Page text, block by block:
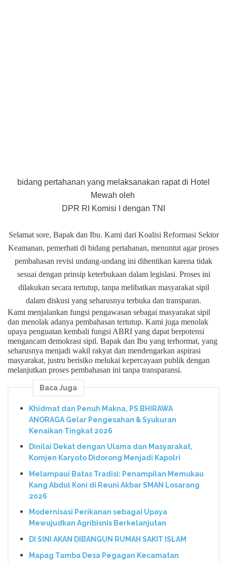
bidang pertahanan yang melaksanakan rapat di Hotel
Mewah oleh
DPR RI Komisi I dengan TNI
Selamat sore, Bapak dan Ibu. Kami dari Koalisi Reformasi Sektor
Keamanan, pemerhati di bidang pertahanan, menuntut agar proses
pembahasan revisi undang-undang ini dihentikan karena tidak
sesuai dengan prinsip keterbukaan dalam legislasi. Proses ini
dilakukan secara tertutup, tanpa melibatkan masyarakat sipil
dalam diskusi yang seharusnya terbuka dan transparan.
Kami menjalankan fungsi pengawasan sebagai masyarakat sipil
dan menolak adanya pembahasan tertutup. Kami juga menolak
upaya penguatan kembali fungsi ABRI yang dapat berpotensi
mengancam demokrasi sipil. Bapak dan Ibu yang terhormat, yang
seharusnya menjadi wakil rakyat dan mendengarkan aspirasi
masyarakat, justru berisiko melukai kepercayaan publik dengan
melanjutkan proses pembahasan ini tanpa transparansi.
Baca Juga
Khidmat dan Penuh Makna, PS BHIRAWA
ANORAGA Gelar Pengesahan & Syukuran
Kenaikan Tingkat 2026
Dinilai Dekat dengan Ulama dan Masyarakat,
Komjen Karyoto Didorong Menjadi Kapolri
Melampaui Batas Tradisi: Penampilan Memukau
Kang Abdul Koni di Reuni Akbar SMAN Losarang
2026
Modernisasi Perikanan sebagai Upaya
Mewujudkan Agribisnis Berkelanjutan
DI SINI AKAN DIBANGUN RUMAH SAKIT ISLAM
Mapag Tamba Desa Pegagan Kecamatan